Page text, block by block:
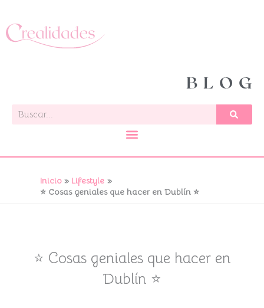
al
contenido
BLOG
Buscar
Inicio
Lifestyle
⭐ Cosas geniales que hacer en Dublín ⭐
⭐ Cosas geniales que hacer en
Dublín ⭐